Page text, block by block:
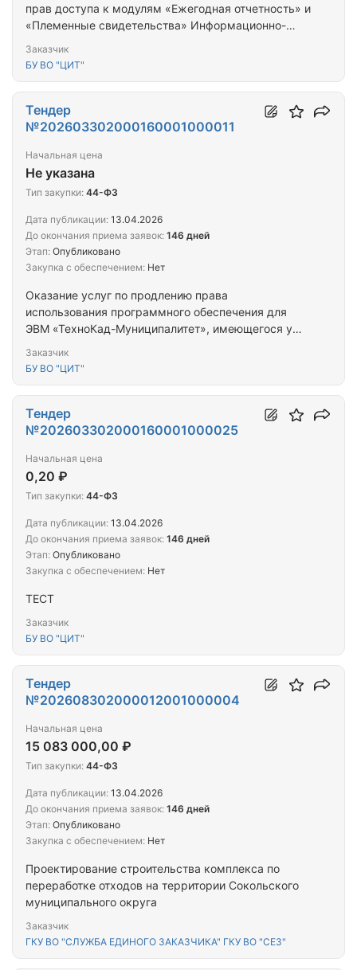
прав доступа к модулям «Ежегодная отчетность» и
«Племенные свидетельства» Информационно-
Цифровой регион», используемой Заказчиком, на
Заказчик
БУ ВО "ЦИТ"
Оказание услуг по продлению права
использования программного обеспечения для
ЭВМ «ТехноКад-Муниципалитет», имеющегося у
(неисключительных) лицензии
Заказчик
БУ ВО "ЦИТ"
Тендер
№202603302000160001000011
Начальная цена
Не указана
Тип закупки: 44-ФЗ
Дата публикации: 13.04.2026
До окончания приема заявок: 146 дней
Этап: Опубликовано
Закупка с обеспечением: Нет
ТЕСТ
Заказчик
БУ ВО "ЦИТ"
Тендер
№202603302000160001000025
Начальная цена
0,20 ₽
Тип закупки: 44-ФЗ
Дата публикации: 13.04.2026
До окончания приема заявок: 146 дней
Этап: Опубликовано
Закупка с обеспечением: Нет
Проектирование строительства комплекса по
переработке отходов на территории Сокольского
муниципального округа
Заказчик
ГКУ ВО "СЛУЖБА ЕДИНОГО ЗАКАЗЧИКА" ГКУ ВО "СЕЗ"
Тендер
№202608302000012001000004
Начальная цена
15 083 000,00 ₽
Тип закупки: 44-ФЗ
Дата публикации: 13.04.2026
До окончания приема заявок: 146 дней
Этап: Опубликовано
Закупка с обеспечением: Нет